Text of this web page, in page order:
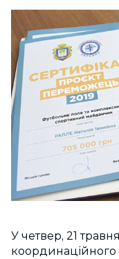
У четвер, 21
координаційного